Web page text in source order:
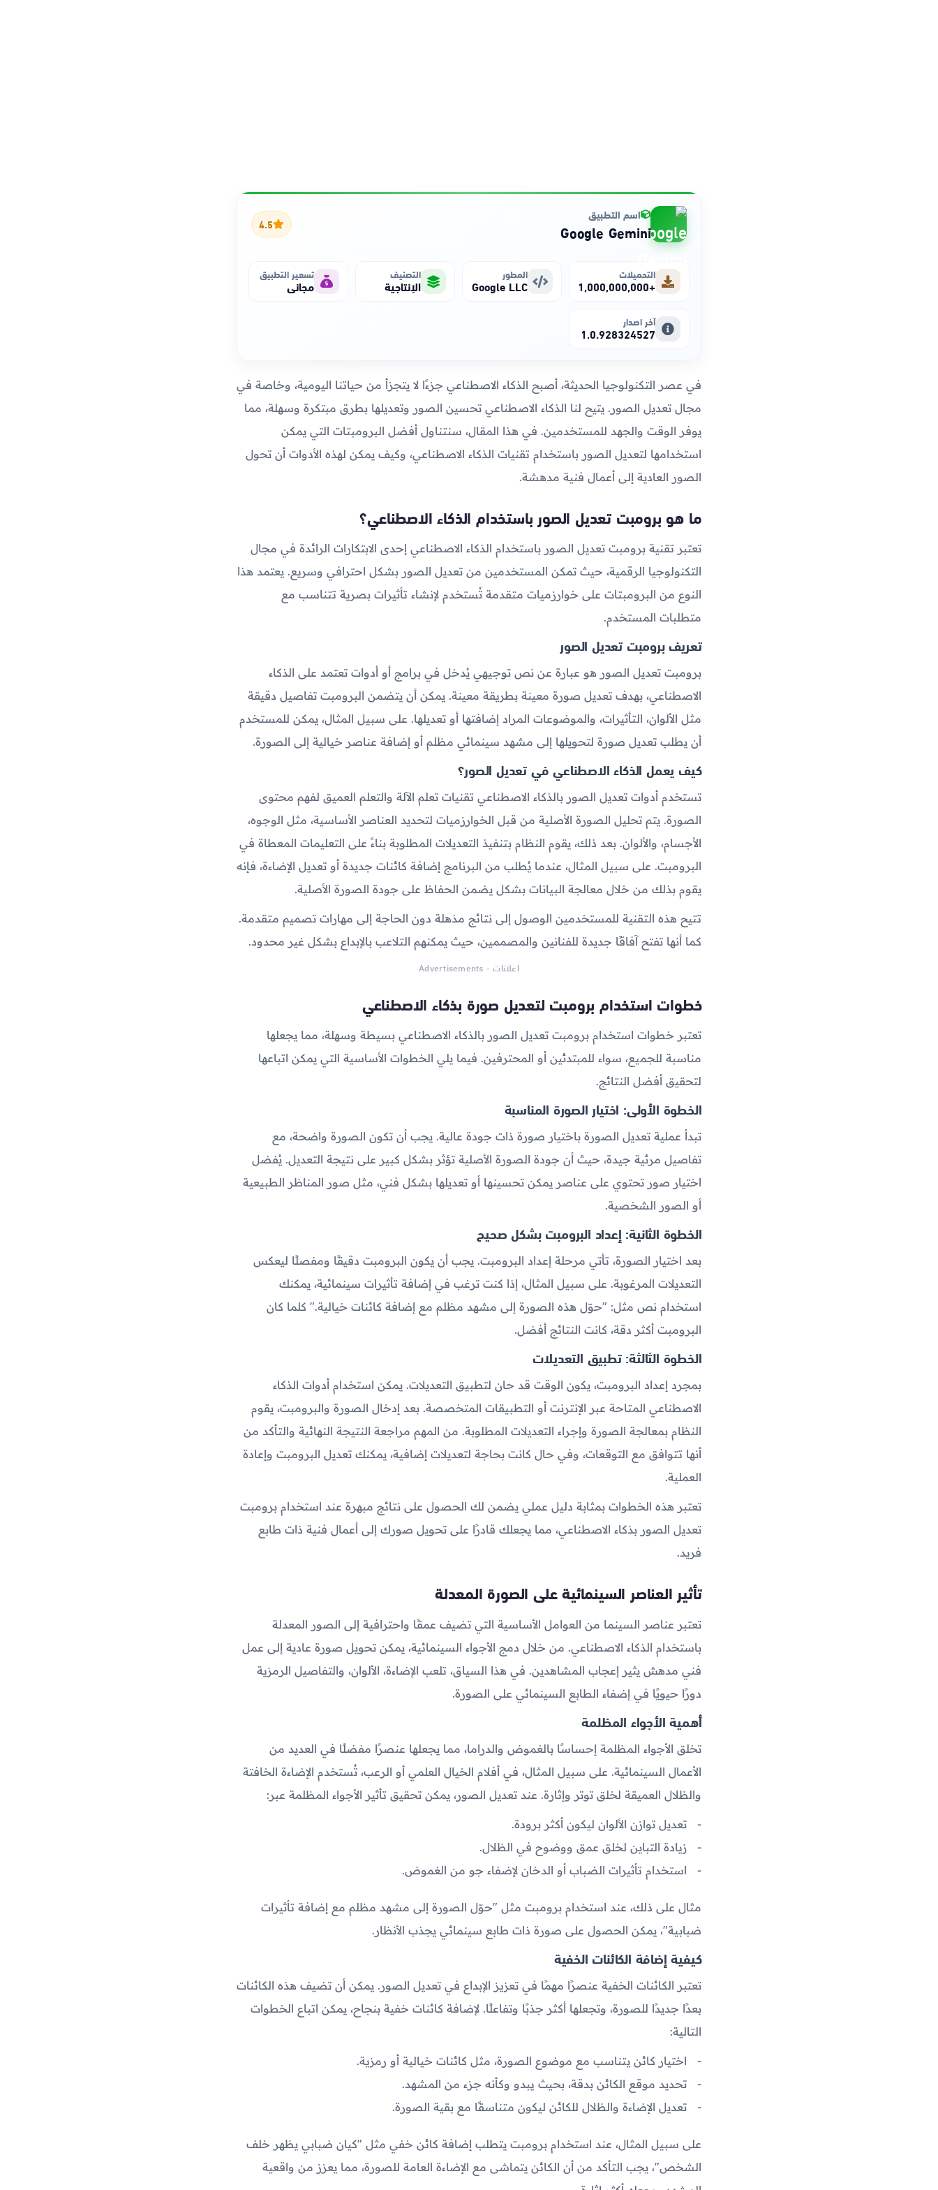
اسم التطبيق
Google Gemini
4.5
التحميلات
+1,000,000,000
المطور
Google LLC
التصنيف
الإنتاجية
تسعير التطبيق
مجاني
آخر اصدار
1.0.928324527
في عصر التكنولوجيا الحديثة، أصبح الذكاء الاصطناعي جزءًا لا يتجزأ من حياتنا اليومية، وخاصة في
مجال تعديل الصور. يتيح لنا الذكاء الاصطناعي تحسين الصور وتعديلها بطرق مبتكرة وسهلة، مما
يوفر الوقت والجهد للمستخدمين. في هذا المقال، سنتناول أفضل البرومبتات التي يمكن
استخدامها لتعديل الصور باستخدام تقنيات الذكاء الاصطناعي، وكيف يمكن لهذه الأدوات أن تحول
الصور العادية إلى أعمال فنية مدهشة.
ما هو برومبت تعديل الصور باستخدام الذكاء الاصطناعي؟
تعتبر تقنية برومبت تعديل الصور باستخدام الذكاء الاصطناعي إحدى الابتكارات الرائدة في مجال
التكنولوجيا الرقمية، حيث تمكن المستخدمين من تعديل الصور بشكل احترافي وسريع. يعتمد هذا
النوع من البرومبتات على خوارزميات متقدمة تُستخدم لإنشاء تأثيرات بصرية تتناسب مع
متطلبات المستخدم.
تعريف برومبت تعديل الصور
برومبت تعديل الصور هو عبارة عن نص توجيهي يُدخل في برامج أو أدوات تعتمد على الذكاء
الاصطناعي، بهدف تعديل صورة معينة بطريقة معينة. يمكن أن يتضمن البرومبت تفاصيل دقيقة
مثل الألوان، التأثيرات، والموضوعات المراد إضافتها أو تعديلها. على سبيل المثال، يمكن للمستخدم
أن يطلب تعديل صورة لتحويلها إلى مشهد سينمائي مظلم أو إضافة عناصر خيالية إلى الصورة.
كيف يعمل الذكاء الاصطناعي في تعديل الصور؟
تستخدم أدوات تعديل الصور بالذكاء الاصطناعي تقنيات تعلم الآلة والتعلم العميق لفهم محتوى
الصورة. يتم تحليل الصورة الأصلية من قبل الخوارزميات لتحديد العناصر الأساسية، مثل الوجوه،
الأجسام، والألوان. بعد ذلك، يقوم النظام بتنفيذ التعديلات المطلوبة بناءً على التعليمات المعطاة في
البرومبت. على سبيل المثال، عندما يُطلب من البرنامج إضافة كائنات جديدة أو تعديل الإضاءة، فإنه
يقوم بذلك من خلال معالجة البيانات بشكل يضمن الحفاظ على جودة الصورة الأصلية.
تتيح هذه التقنية للمستخدمين الوصول إلى نتائج مذهلة دون الحاجة إلى مهارات تصميم متقدمة.
كما أنها تفتح آفاقًا جديدة للفنانين والمصممين، حيث يمكنهم التلاعب بالإبداع بشكل غير محدود.
اعلانات - Advertisements
خطوات استخدام برومبت لتعديل صورة بذكاء الاصطناعي
تعتبر خطوات استخدام برومبت تعديل الصور بالذكاء الاصطناعي بسيطة وسهلة، مما يجعلها
مناسبة للجميع، سواء للمبتدئين أو المحترفين. فيما يلي الخطوات الأساسية التي يمكن اتباعها
لتحقيق أفضل النتائج.
الخطوة الأولى: اختيار الصورة المناسبة
تبدأ عملية تعديل الصورة باختيار صورة ذات جودة عالية. يجب أن تكون الصورة واضحة، مع
تفاصيل مرئية جيدة، حيث أن جودة الصورة الأصلية تؤثر بشكل كبير على نتيجة التعديل. يُفضل
اختيار صور تحتوي على عناصر يمكن تحسينها أو تعديلها بشكل فني، مثل صور المناظر الطبيعية
أو الصور الشخصية.
الخطوة الثانية: إعداد البرومبت بشكل صحيح
بعد اختيار الصورة، تأتي مرحلة إعداد البرومبت. يجب أن يكون البرومبت دقيقًا ومفصلًا ليعكس
التعديلات المرغوبة. على سبيل المثال، إذا كنت ترغب في إضافة تأثيرات سينمائية، يمكنك
استخدام نص مثل: "حوّل هذه الصورة إلى مشهد مظلم مع إضافة كائنات خيالية." كلما كان
البرومبت أكثر دقة، كانت النتائج أفضل.
الخطوة الثالثة: تطبيق التعديلات
بمجرد إعداد البرومبت، يكون الوقت قد حان لتطبيق التعديلات. يمكن استخدام أدوات الذكاء
الاصطناعي المتاحة عبر الإنترنت أو التطبيقات المتخصصة. بعد إدخال الصورة والبرومبت، يقوم
النظام بمعالجة الصورة وإجراء التعديلات المطلوبة. من المهم مراجعة النتيجة النهائية والتأكد من
أنها تتوافق مع التوقعات، وفي حال كانت بحاجة لتعديلات إضافية، يمكنك تعديل البرومبت وإعادة
العملية.
تعتبر هذه الخطوات بمثابة دليل عملي يضمن لك الحصول على نتائج مبهرة عند استخدام برومبت
تعديل الصور بذكاء الاصطناعي، مما يجعلك قادرًا على تحويل صورك إلى أعمال فنية ذات طابع
فريد.
تأثير العناصر السينمائية على الصورة المعدلة
تعتبر عناصر السينما من العوامل الأساسية التي تضيف عمقًا واحترافية إلى الصور المعدلة
باستخدام الذكاء الاصطناعي. من خلال دمج الأجواء السينمائية، يمكن تحويل صورة عادية إلى عمل
فني مدهش يثير إعجاب المشاهدين. في هذا السياق، تلعب الإضاءة، الألوان، والتفاصيل الرمزية
دورًا حيويًا في إضفاء الطابع السينمائي على الصورة.
أهمية الأجواء المظلمة
تخلق الأجواء المظلمة إحساسًا بالغموض والدراما، مما يجعلها عنصرًا مفضلًا في العديد من
الأعمال السينمائية. على سبيل المثال، في أفلام الخيال العلمي أو الرعب، تُستخدم الإضاءة الخافتة
والظلال العميقة لخلق توتر وإثارة. عند تعديل الصور، يمكن تحقيق تأثير الأجواء المظلمة عبر:
تعديل توازن الألوان ليكون أكثر برودة.
زيادة التباين لخلق عمق ووضوح في الظلال.
استخدام تأثيرات الضباب أو الدخان لإضفاء جو من الغموض.
مثال على ذلك، عند استخدام برومبت مثل "حوّل الصورة إلى مشهد مظلم مع إضافة تأثيرات
ضبابية"، يمكن الحصول على صورة ذات طابع سينمائي يجذب الأنظار.
كيفية إضافة الكائنات الخفية
تعتبر الكائنات الخفية عنصرًا مهمًا في تعزيز الإبداع في تعديل الصور. يمكن أن تضيف هذه الكائنات
بعدًا جديدًا للصورة، وتجعلها أكثر جذبًا وتفاعلًا. لإضافة كائنات خفية بنجاح، يمكن اتباع الخطوات
التالية:
اختيار كائن يتناسب مع موضوع الصورة، مثل كائنات خيالية أو رمزية.
تحديد موقع الكائن بدقة، بحيث يبدو وكأنه جزء من المشهد.
تعديل الإضاءة والظلال للكائن ليكون متناسقًا مع بقية الصورة.
على سبيل المثال، عند استخدام برومبت يتطلب إضافة كائن خفي مثل "كيان ضبابي يظهر خلف
الشخص"، يجب التأكد من أن الكائن يتماشى مع الإضاءة العامة للصورة، مما يعزز من واقعية